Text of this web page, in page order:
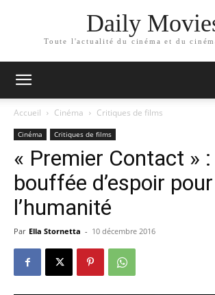
Daily
Toute l'actualité du cinéma et du
Accueil Cinéma Critiques de films
Cinéma Critiques de films
« Premier Contact »
bouffée d’espoir pour
l’humanité
Par Ella Stornetta - 10 décembre 2016